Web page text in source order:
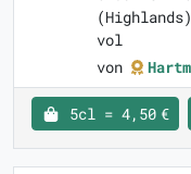
vol
von
5cl = 4,50 €